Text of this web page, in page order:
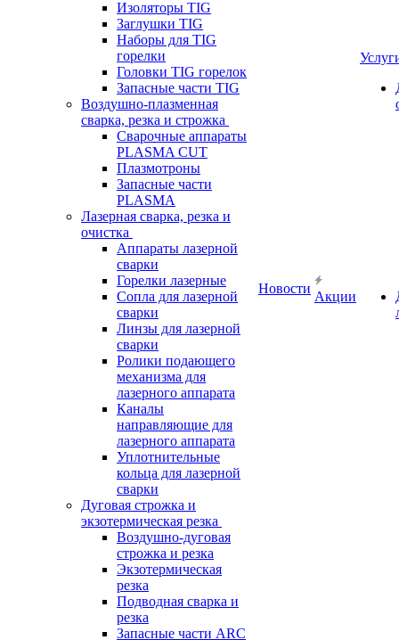
Изоляторы TIG
Заглушки TIG
Наборы для TIG
горелки
Головки TIG горелок
Запасные части TIG
Воздушно-плазменная
сварка, резка и строжка
Сварочные аппараты
PLASMA CUT
Плазмотроны
Запасные части
PLASMA
Лазерная сварка, резка и
очистка
Аппараты лазерной
сварки
Горелки лазерные
Сопла для лазерной
сварки
Линзы для лазерной
сварки
Ролики подающего
механизма для
лазерного аппарата
Каналы
направляющие для
лазерного аппарата
Уплотнительные
кольца для лазерной
сварки
Дуговая строжка и
экзотермическая резка
Воздушно-дуговая
строжка и резка
Экзотермическая
резка
Подводная сварка и
резка
Запасные части ARC
Новости
Акции